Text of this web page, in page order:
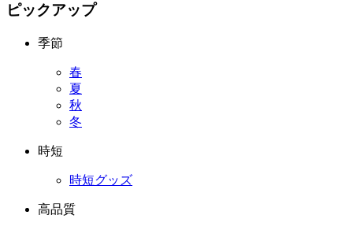
ピックアップ
季節
春
夏
秋
冬
時短
時短グッズ
高品質